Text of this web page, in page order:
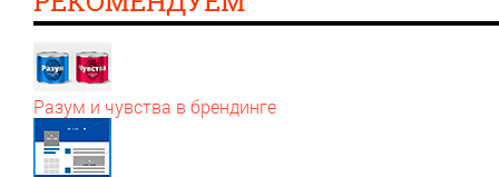
Разум и чувства в брендинге